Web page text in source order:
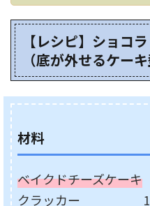
【レシピ】ショコ
（底が外せるケーキ
材料
ベイクドチーズケーキ
クラッカー